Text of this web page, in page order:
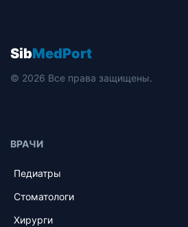
SibMedPort
© 2026 Все права защищены.
ВРАЧИ
Педиатры
Стоматологи
Хирурги